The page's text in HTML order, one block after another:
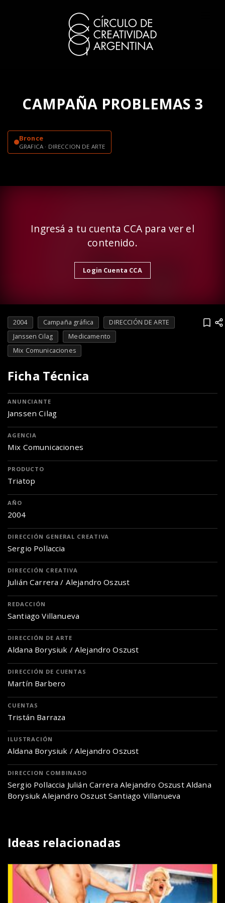
CAMPAÑA PROBLEMAS 3
Bronce
GRAFICA · DIRECCION DE ARTE
Ingresá a tu cuenta CCA para ver el
contenido.
Login Cuenta CCA
2004 Campaña gráfica
DIRECCIÓN DE ARTE
Janssen Cilag
Medicamento
Mix Comunicaciones
Ficha Técnica
ANUNCIANTE
Janssen Cilag
AGENCIA
Mix Comunicaciones
PRODUCTO
Triatop
AÑO
2004
DIRECCIÓN GENERAL CREATIVA
Sergio Pollaccia
DIRECCIÓN CREATIVA
Julián Carrera / Alejandro Oszust
REDACCIÓN
Santiago Villanueva
DIRECCIÓN DE ARTE
Aldana Borysiuk / Alejandro Oszust
DIRECCIÓN DE CUENTAS
Martín Barbero
CUENTAS
Tristán Barraza
ILUSTRACIÓN
Aldana Borysiuk / Alejandro Oszust
DIRECCION COMBINADO
Sergio Pollaccia Julián Carrera Alejandro Oszust Aldana
Borysiuk Alejandro Oszust Santiago Villanueva
Ideas relacionadas